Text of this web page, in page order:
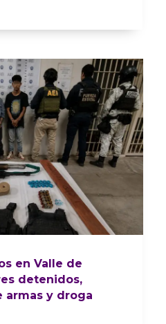
en Valle de
detenidos,
armas y droga